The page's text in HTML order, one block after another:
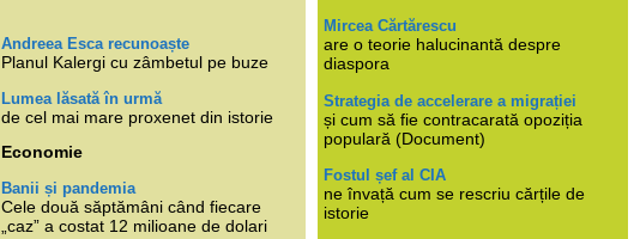
Andreea Esca recunoaște
Planul Kalergi cu zâmbetul pe buze
Lumea lăsată în urmă
de cel mai mare proxenet din istorie
Economie
Banii și pandemia
Cele două săptămâni când fiecare
„caz” a costat 12 milioane de dolari
Mircea Cărtărescu
are o teorie halucinantă despre
diaspora
Strategia de accelerare a migrației
și cum să fie contracarată opoziția
populară (Document)
Fostul șef al CIA
ne învață cum se rescriu cărțile de
istorie